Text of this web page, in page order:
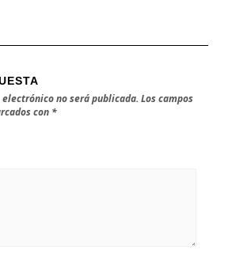
no será publicada. Los campos
con *